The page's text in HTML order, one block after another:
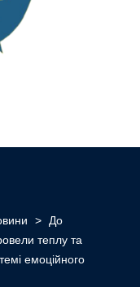
> До
теплу та
емоційного